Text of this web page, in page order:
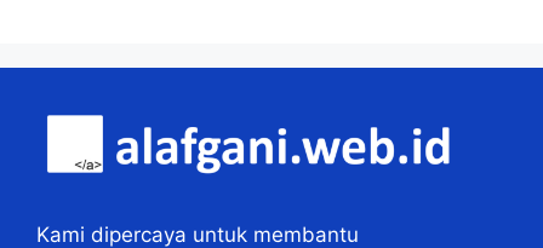
Kami dipercaya untuk membantu